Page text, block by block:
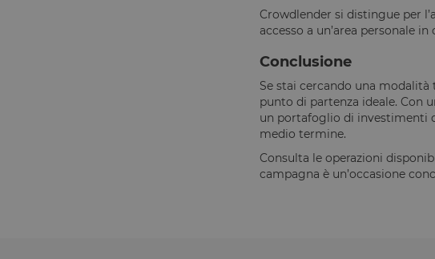
Crowdlender si distingue per
accesso a un’area personale
Conclusione
Se stai cercando una modalità
punto di partenza ideale. Con
un portafoglio di investimenti
medio termine.
Consulta le operazioni
campagna è un’occasione
Dichiarazione di archiviazione
Nome
tAE
tTDe